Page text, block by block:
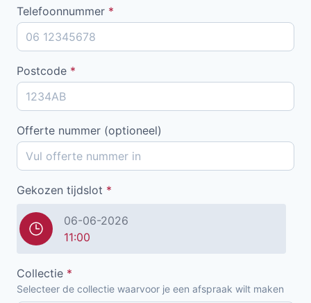
Telefoonnummer *
Postcode *
Offerte nummer (optioneel)
Gekozen tijdslot *
06-06-2026
11:00
Collectie *
Selecteer de collectie waarvoor je een afspraak wilt maken